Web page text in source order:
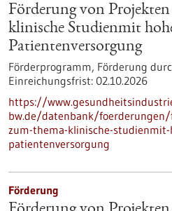
Förderung von
klinische Studienmit
Patientenversorgung
Förderprogramm, Förderung
Einreichungsfrist: 02.10.2026
https://
bw.de/datenbank/
zum-thema-klinische-
patientenversorgung
Förderung